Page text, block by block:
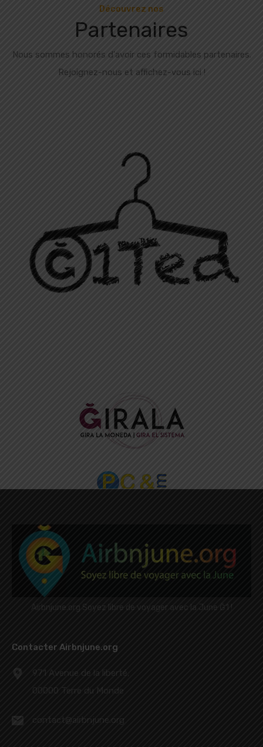
Découvrez nos
Partenaires
Nous sommes honorés d'avoir ces formidables partenaires.
Rejoignez-nous et affichez-vous ici !
Airbnjune.org Soyez libre de voyager avec la June Ğ1 !
Contacter Airbnjune.org
971 Avenue de la liberté,
00000 Terre du Monde
contact@airbnjune.org